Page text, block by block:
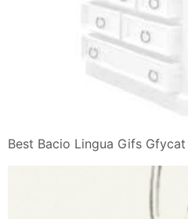
Best Bacio Lingua Gifs Gfycat